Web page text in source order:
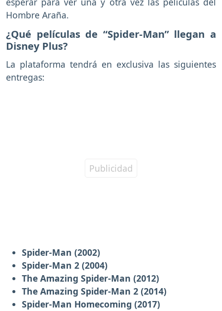
Hombre Araña.
¿Qué películas de “Spider-Man” llegan a
Disney Plus?
La plataforma tendrá en exclusiva las siguientes
entregas:
Spider-Man (2002)
Spider-Man 2 (2004)
The Amazing Spider-Man (2012)
The Amazing Spider-Man 2 (2014)
Spider-Man Homecoming (2017)